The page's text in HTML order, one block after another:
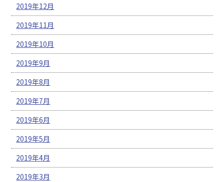
2019年12月
2019年11月
2019年10月
2019年9月
2019年8月
2019年7月
2019年6月
2019年5月
2019年4月
2019年3月